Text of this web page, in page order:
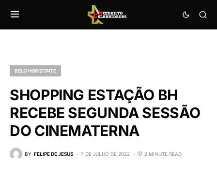
BELO HORIZONTE
SHOPPING ESTAÇÃO BH
RECEBE SEGUNDA SESSÃO
DO CINEMATERNA
BY FELIPE DE JESUS 7 DE JULHO DE 2022 2 MINUTE READ